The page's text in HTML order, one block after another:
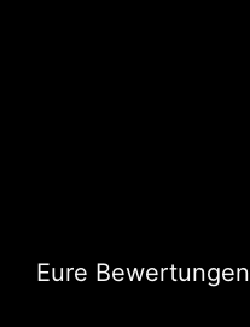
Eure Bewertungen